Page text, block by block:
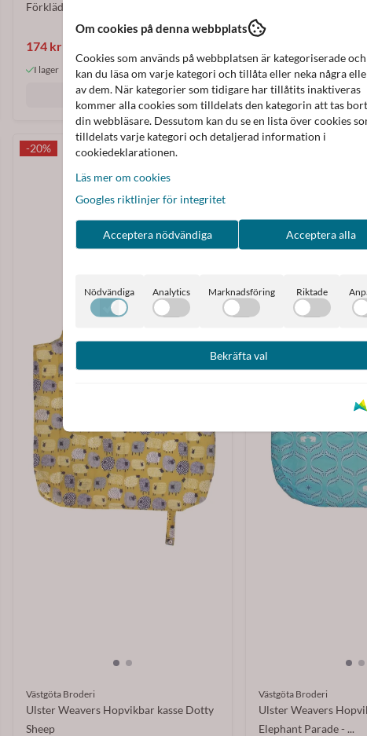
Förkläde Hummingbird Ulster Weavers
174 kr
I lager
Köp nu
Retro Förkläde
I lager
Köp
-20%
Västgöta Broderi
Ulster Weavers Hopvikbar kasse Dotty
Sheep
Västgöta Broderi
Ulster Weavers
Elephant Parade - ...
Om cookies på denna webbplats
Cookies som används på webbplatsen är kategoriserade
kan du läsa om varje kategori och tillåta eller neka några
av dem. När kategorier som tidigare har tillåtits inaktiveras
kommer alla cookies som tilldelats den kategorin att tas
din webbläsare. Dessutom kan du se en lista över cookies
tilldelats varje kategori och detaljerad information i
cookiedeklarationen.
Läs mer om cookies
Googles riktlinjer för integritet
Acceptera nödvändiga Acceptera alla
Nödvändiga Analytics Marknadsföring Riktade
Bekräfta val